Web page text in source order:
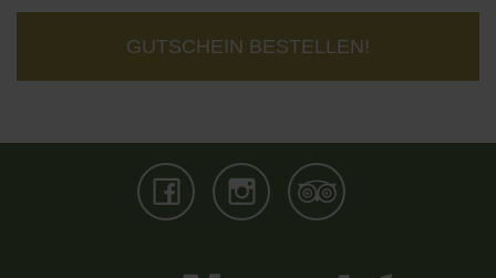
GUTSCHEIN BESTELLEN!